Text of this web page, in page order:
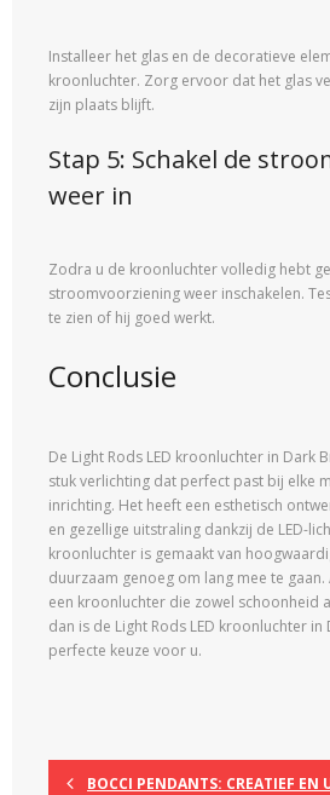
Installeer het glas en de decoratieve
kroonluchter. Zorg ervoor dat het glas
zijn plaats blijft.
Stap 5: Schakel de
weer in
Zodra u de kroonluchter volledig hebt
stroomvoorziening weer inschakelen.
te zien of hij goed werkt.
Conclusie
De Light Rods LED kroonluchter in Dark
stuk verlichting dat perfect past bij elke
inrichting. Het heeft een esthetisch
en gezellige uitstraling dankzij de LED-
kroonluchter is gemaakt van
duurzaam genoeg om lang mee te
een kroonluchter die zowel schoonheid
dan is de Light Rods LED kroonluchter in
perfecte keuze voor u.
BOCCI PENDANTS: CREATIEF EN